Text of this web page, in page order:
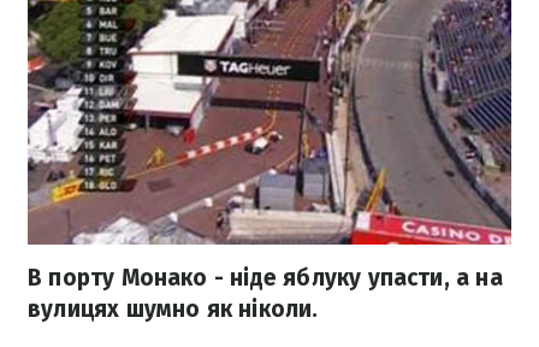
В порту Монако - ніде яблуку упасти, а на
вулицях шумно як ніколи.